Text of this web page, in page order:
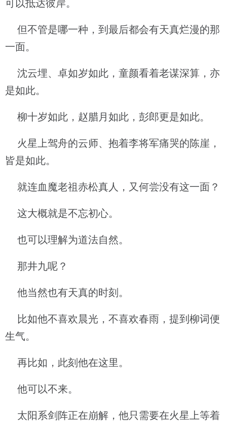
可以抵达彼岸。
但不管是哪一种，到最后都会有天真烂漫的那
一面。
沈云埋、卓如岁如此，童颜看着老谋深算，亦
是如此。
柳十岁如此，赵腊月如此，彭郎更是如此。
火星上驾舟的云师、抱着李将军痛哭的陈崖，
皆是如此。
就连血魔老祖赤松真人，又何尝没有这一面？
这大概就是不忘初心。
也可以理解为道法自然。
那井九呢？
他当然也有天真的时刻。
比如他不喜欢晨光，不喜欢春雨，提到柳词便
生气。
再比如，此刻他在这里。
他可以不来。
太阳系剑阵正在崩解，他只需要在火星上等着